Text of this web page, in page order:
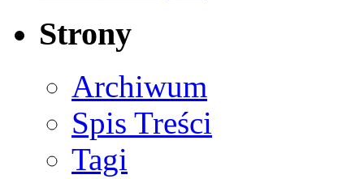
Strony
Archiwum
Spis Treści
Tagi